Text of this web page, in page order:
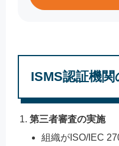
ISMS認証機関
第三者審査の実施
組織がISO/IEC